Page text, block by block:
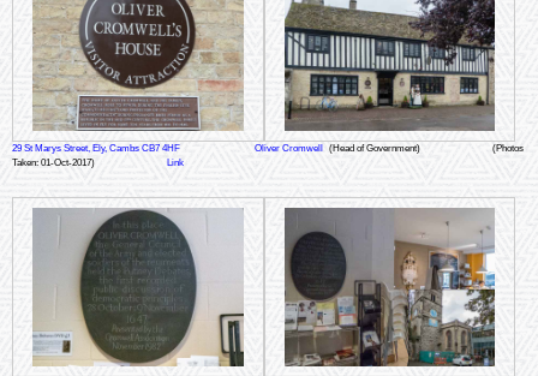
29 St Marys Street, Ely, Cambs CB7 4HF Oliver Cromwell (Head of Government)
(Photos
Taken: 01-Oct-2017)
Link